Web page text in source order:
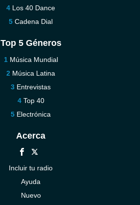
Los 40 Dance
Cadena Dial
Top 5 Géneros
Música Mundial
Música Latina
Entrevistas
Top 40
Electrónica
Acerca
Incluir tu radio
Ayuda
Nuevo